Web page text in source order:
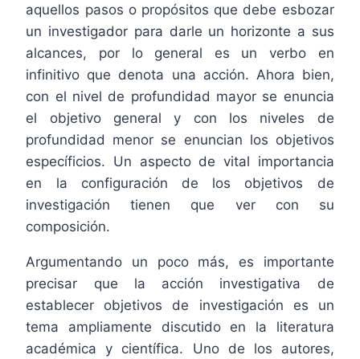
aquellos pasos o propósitos que debe esbozar
un investigador para darle un horizonte a sus
alcances, por lo general es un verbo en
infinitivo que denota una acción. Ahora bien,
con el nivel de profundidad mayor se enuncia
el objetivo general y con los niveles de
profundidad menor se enuncian los objetivos
específicios. Un aspecto de vital importancia
en la configuración de los objetivos de
investigación tienen que ver con su
composición.
Argumentando un poco más, es importante
precisar que la acción investigativa de
establecer objetivos de investigación es un
tema ampliamente discutido en la literatura
académica y científica. Uno de los autores,